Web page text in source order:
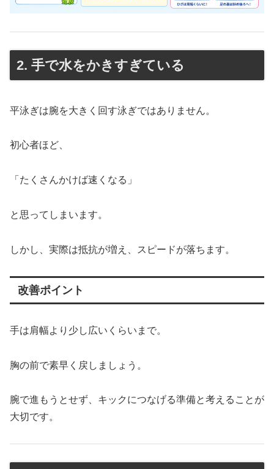
2. 手で水をかきすぎている
平泳ぎは腕を大きく回す泳ぎではありません。
初心者ほど、
「たくさんかけば速くなる」
と思ってしまいます。
しかし、実際は抵抗が増え、スピードが落ちます。
改善ポイント
手は肩幅より少し広いくらいまで。
胸の前で素早く戻しましょう。
腕で進もうとせず、キックにつなげる準備と考えることが
大切です。